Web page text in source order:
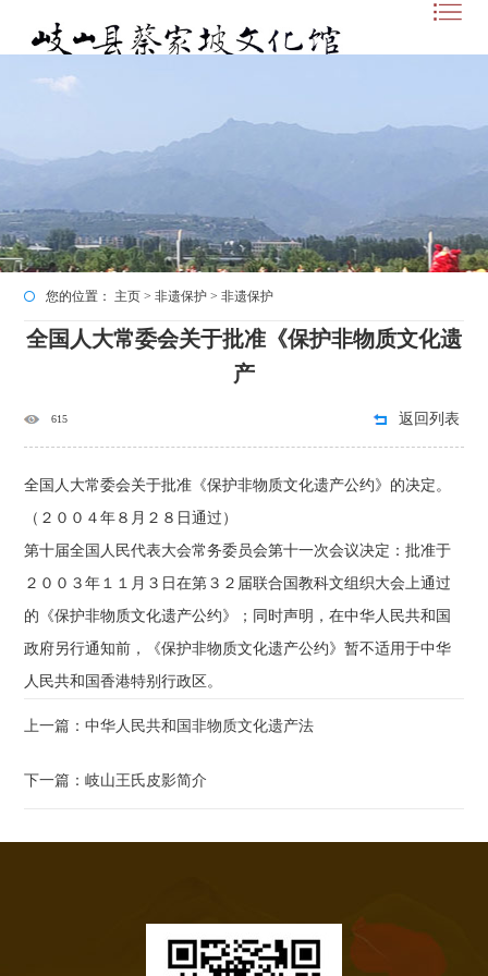
您的位置： 主页 >非遗保护 >非遗保护
全国人大常委会关于批准《保护非物质文化遗
产
615 返回列表
全国人大常委会关于批准《保护非物质文化遗产公约》的决定。
（２００４年８月２８日通过）
第十届全国人民代表大会常务委员会第十一次会议决定：批准于
２００３年１１月３日在第３２届联合国教科文组织大会上通过
的《保护非物质文化遗产公约》；同时声明，在中华人民共和国
政府另行通知前，《保护非物质文化遗产公约》暂不适用于中华
人民共和国香港特别行政区。
上一篇：中华人民共和国非物质文化遗产法
下一篇：岐山王氏皮影简介